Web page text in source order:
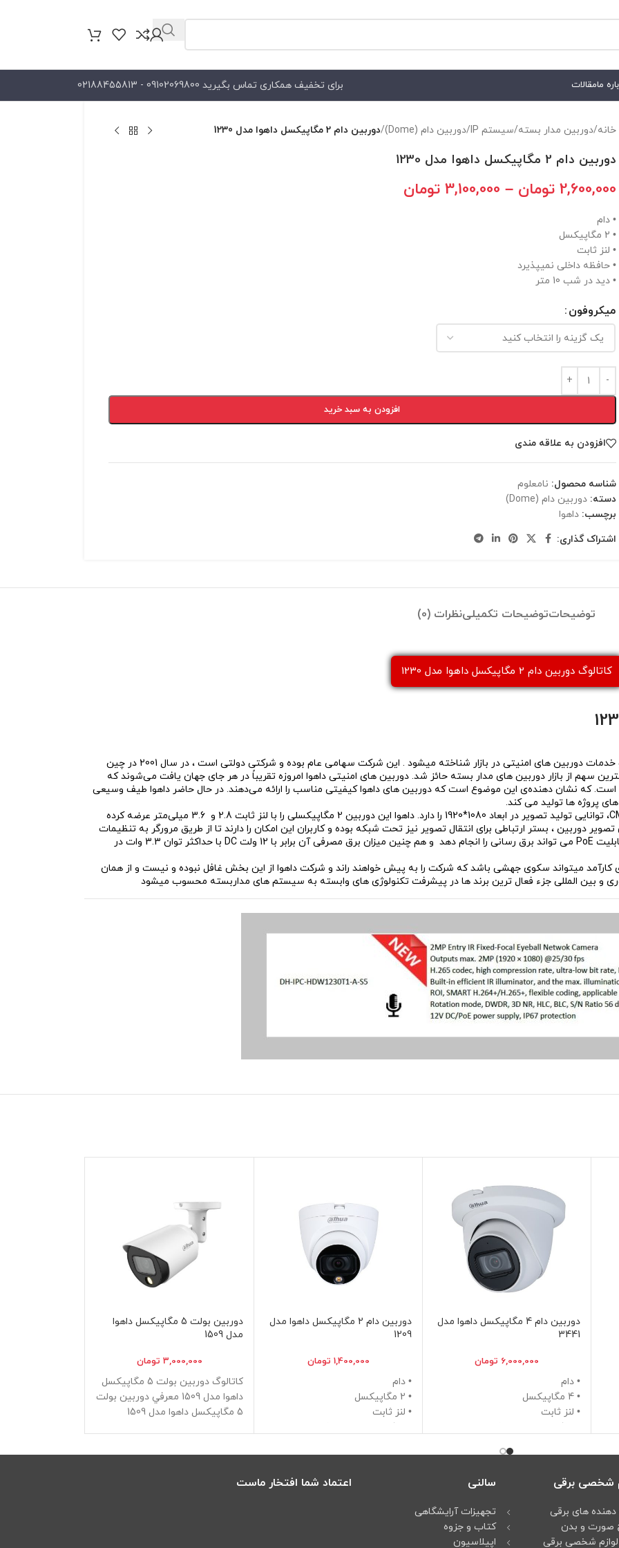
مامقالات برای تخفیف همکاری تماس بگیرید 09102069800 - 02188455813
خانه/دوربين مدار بسته/سيستم IP /دوربين دام (Dome) /دوربین دام 2 مگاپیکسل داهوا مدل 1230
دوربین دام 2 مگاپیکسل داهوا مدل 1230
2,600,000 تومان –
3,100,000 تومان
• دام
• 2 مگاپیکسل
• لنز ثابت
• حافظه داخلی نمیپذیرد
• دید در شب 10 متر
میکروفون
افزودن به سبد خرید
افزودن به علاقه مندی
شناسه محصول: نامعلوم
دسته: دوربين دام (Dome)
برچسب: داهوا
اشتراک گذاری:
توضیحاتتوضیحات تکمیلینظرات (0)
كاتالوگ دوربین دام 2 مگاپیکسل داهوا مدل 1230
برند داهوا، با اسم شرکت داهوا تکنولوژی، که در زمینه ی تولید محصولات و خدمات دوربین های امنیتی در بازار شناخته میشود . این شرکت سهامی عام بوده و شرکتی دولتی است ، در سال 2001 در چین
به داشتن بیشترین سهم از بازار دوربین های مدار بسته حائز شد. دوربین های امنیتی داهوا امروزه تقریباً در هر جای جهان یافت می‌شوند که
که نشان دهنده‌ی این موضوع است که دوربین های داهوا کیفیتی مناسب را ارائه می‌دهند. در حال حاضر داهوا طیف وسیعی
پروژه ها تولید می کند.
دوربین IPC-HDW1230T1-S5 با کیفیت 2 مگاپیکسل با سنسور تصویر CMOS، توانایی تولید تصویر در ابعاد 1080*1920 را دارد. داهوا این دوربین 2 مگاپیکسلی را با لنز ثابت 2.8 و 3.6 میلی‌متر عرضه کرده
. علاوه بر کیفیت بالای تصویر دوربین ، بستر ارتباطی برای انتقال تصویر نیز تحت شبکه بوده و کاربران این امکان را دارند تا از طریق مرورگر به تنظیمات
و تصویر دسترسی داشته باشند.منبع تغذیه دوربین داهوا با پشتیبانی از قابلیت PoE می تواند برق رسانی را انجام دهد و هم چنین میزان برق مصرفی آن برابر با 12 ولت DC با حداکثر توان 3.3 وات در
میتواند سکوی جهشی باشد که شرکت را به پیش خواهند راند و شرکت داهوا از این بخش غافل نبوده و نیست و از همان
و بین المللی جزء فعال ترین برند ها در پیشرفت تکنولوژی های وابسته به سیستم های مداربسته محسوب میشود
دوربین دام 4 مگاپیکسل داهوا مدل
3441
6,000,000 تومان
• دام
• 4 مگاپیکسل
• لنز ثابت
• حافظه داخلی میپذیرد
دوربین دام 2 مگاپیکسل داهوا مدل
1209
1,400,000 تومان
• دام
• 2 مگاپیکسل
• لنز ثابت
• حافظه داخلی نمیپذیرد
دوربین بولت 5 مگاپیکسل داهوا
مدل 1509
3,000,000 تومان
كاتالوگ دوربین بولت 5 مگاپیکسل
داهوا مدل 1509 معرفي دوربین بولت
5 مگاپیکسل داهوا مدل 1509
شخصی برقی
های برقی
صورت و بدن
لوازم شخصی برقی
سالنی
تجهیزات آرایشگاهی
کتاب و جزوه
اپیلاسیون
اعتماد شما افتخار ماست